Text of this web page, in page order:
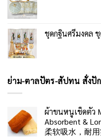
ชุดกฐินศรีมงคล
ย่าม-ตาลปัตร-สัปทน สั่งปัก
ผ้าขนหนูเช็ดตัว
Absorbent &
柔软吸水，耐